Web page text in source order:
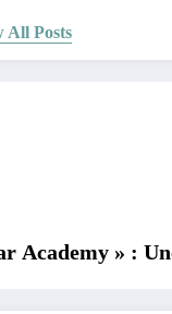
All Posts
Academy » :